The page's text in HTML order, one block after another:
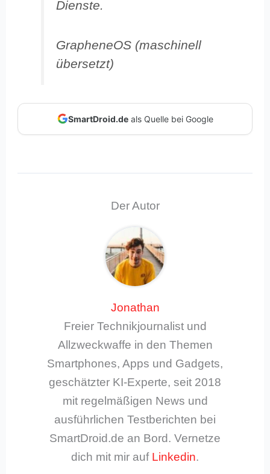
Dienste.
GrapheneOS (maschinell
übersetzt)
SmartDroid.deals Quelle bei Google
Der Autor
Jonathan
Freier Technikjournalist und
Allzweckwaffe in den Themen
Smartphones, Apps und Gadgets,
geschätzter KI-Experte, seit 2018
mit regelmäßigen News und
ausführlichen Testberichten bei
SmartDroid.de an Bord. Vernetze
dich mit mir auf Linkedin.